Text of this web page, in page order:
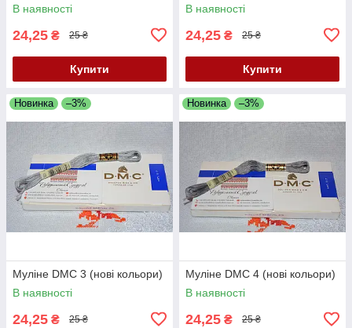
В наявності
24,25 ₴ 25 ₴
Купити
В наявності
24,25 ₴ 25 ₴
Купити
Новинка –3%
Муліне DMC 3 (нові кольори)
В наявності
24,25 ₴ 25 ₴
Новинка –3%
Муліне DMC 4 (нові кольори)
В наявності
24,25 ₴ 25 ₴